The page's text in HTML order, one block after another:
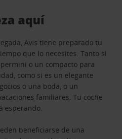
aquí
Avis tiene preparado tu
que lo necesites. Tanto si
o un compacto para
como si es un elegante
o una boda, o un
familiares. Tu coche
esperando.
beneficiarse de una